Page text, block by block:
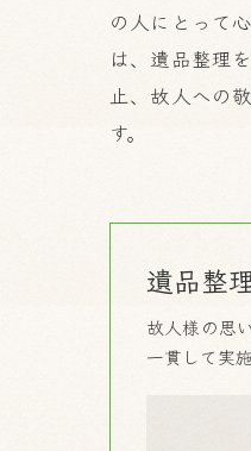
の人にとって
は、遺品整理
止、故人への
す。
遺品整
故人様の思
一貫して実